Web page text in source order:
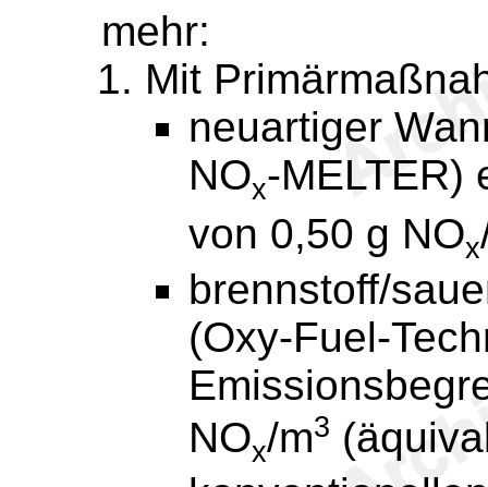
mehr:
Mit
neuartiger
NOx-MELTER)
von 0,50 g NOx
brennstoff/
(Oxy-Fuel-
NOx/m3